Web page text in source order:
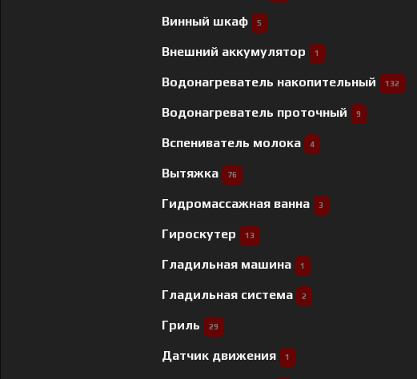
Винный шкаф 5
Внешний аккумулятор 1
Водонагреватель накопительный 132
Водонагреватель проточный 9
Вспениватель молока 4
Вытяжка 76
Гидромассажная ванна 3
Гироскутер 13
Гладильная машина 1
Гладильная система 2
Гриль 29
Датчик движения 1